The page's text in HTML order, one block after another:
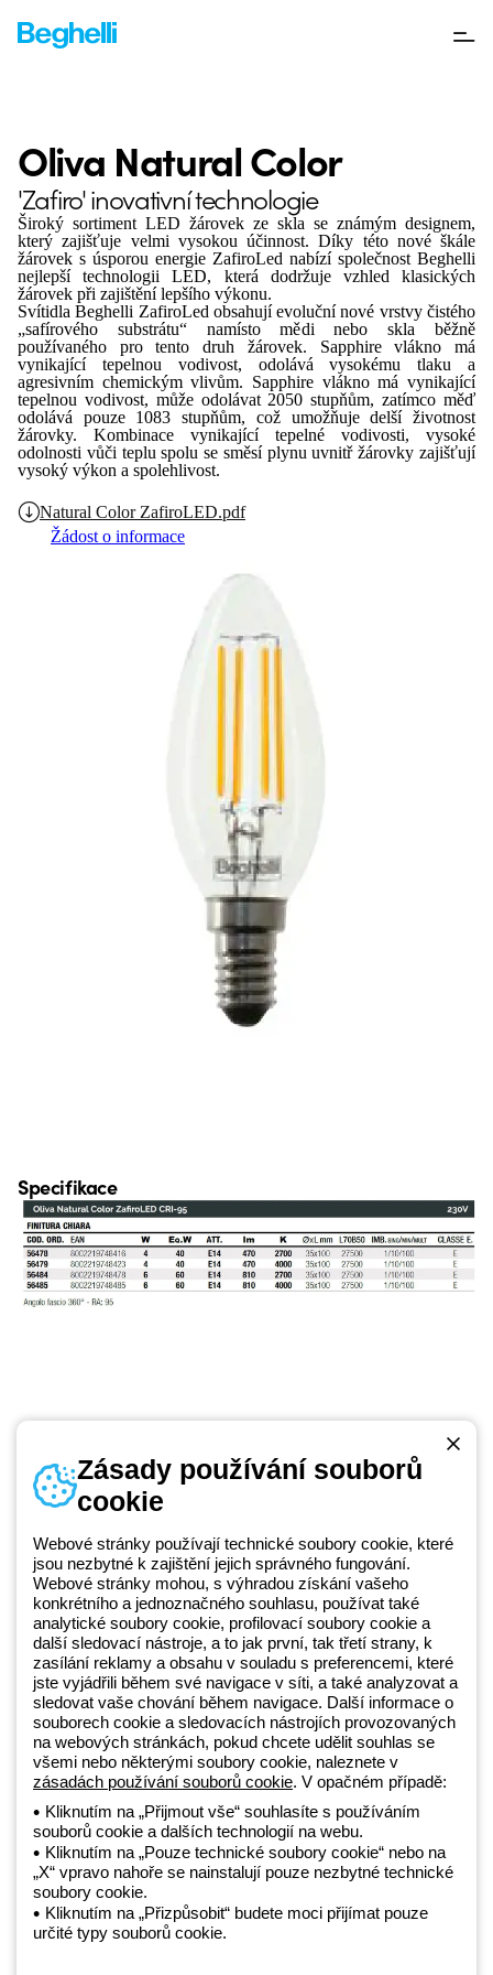
Oliva Natural Color
'Zafiro' inovativní technologie
Široký sortiment LED žárovek ze skla se známým designem,
který zajišťuje velmi vysokou účinnost.Díky této nové škále
žárovek s úsporou energie ZafiroLed nabízí společnost Beghelli
nejlepší technologii LED, která dodržuje vzhled klasických
žárovek při zajištění lepšího výkonu.
Svítidla Beghelli ZafiroLed obsahují evoluční nové vrstvy čistého
„safírového substrátu“ namísto mědi nebo skla běžně
používaného pro tento druh žárovek. Sapphire vlákno má
vynikající tepelnou vodivost, odolává vysokému tlaku a
agresivním chemickým vlivům. Sapphire vlákno má vynikající
tepelnou vodivost, může odolávat 2050 stupňům, zatímco měď
odolává pouze 1083 stupňům, což umožňuje delší životnost
žárovky. Kombinace vynikající tepelné vodivosti, vysoké
odolnosti vůči teplu spolu se směsí plynu uvnitř žárovky zajišťují
vysoký výkon a spolehlivost.
Natural Color ZafiroLED.pdf
Žádost o informace
Specifikace
Beghelli je součástí GEWISS Group od roku 2025 a jeho ekosystému
GEWISS LightZone, kde vyvíjíme propojená světelná řešení, která
transformují komplexitu do jednoduchosti a podporují profesionály a
koncové zákazníky v uspokojování jejich potřeb.Zjistěte více o
GEWISS
Czechia:CS
Telefonní číslo
+420 531 014 111
Zásady ochrany osobních údajů
Zásady používání souborů cookie
Obchodní podmínky
Všechny zásady
Accessibility
Zásady používání souborů
cookie
Webové stránky používají technické soubory cookie, které
jsou nezbytné k zajištění jejich správného fungování.
Webové stránky mohou, s výhradou získání vašeho
konkrétního a jednoznačného souhlasu, používat také
analytické soubory cookie, profilovací soubory cookie a
další sledovací nástroje, a to jak první, tak třetí strany, k
zasílání reklamy a obsahu v souladu s preferencemi, které
jste vyjádřili během své navigace v síti, a také analyzovat a
sledovat vaše chování během navigace. Další informace o
souborech cookie a sledovacích nástrojích provozovaných
na webových stránkách, pokud chcete udělit souhlas se
všemi nebo některými soubory cookie, naleznete v
zásadách používání souborů cookie. V opačném případě:
Kliknutím na „Přijmout vše“ souhlasíte s používáním
souborů cookie a dalších technologií na webu.
Kliknutím na „Pouze technické soubory cookie“ nebo na
„X“ vpravo nahoře se nainstalují pouze nezbytné technické
soubory cookie.
Kliknutím na „Přizpůsobit“ budete moci přijímat pouze
určité typy souborů cookie.